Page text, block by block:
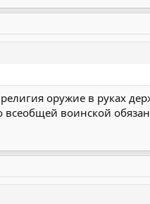
оружие в руках
всеобщей воинской